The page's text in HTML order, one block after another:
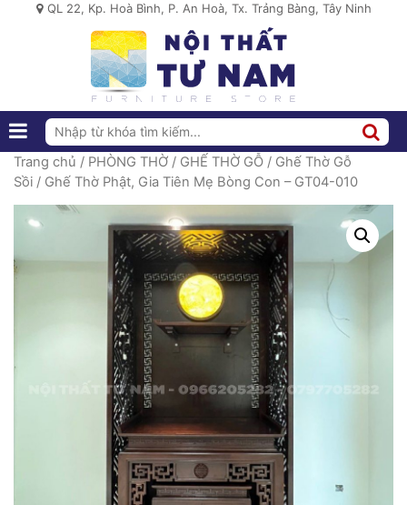
QL 22, Kp. Hoà Bình, P. An Hoà, Tx. Trảng Bàng, Tây Ninh
Trang chủ / PHÒNG THỜ / GHẾ THỜ GỖ / Ghế Thờ Gỗ
Sồi / Ghế Thờ Phật, Gia Tiên Mẹ Bòng Con – GT04-010